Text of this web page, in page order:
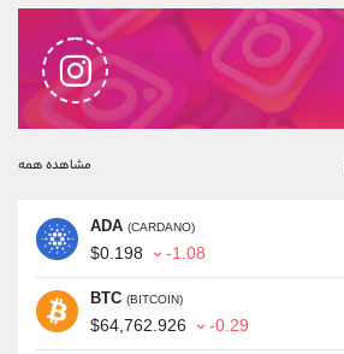
مشاهده همه
ADA (CARDANO)
$0.198 -1.08
BTC (BITCOIN)
$64,762.926 -0.29